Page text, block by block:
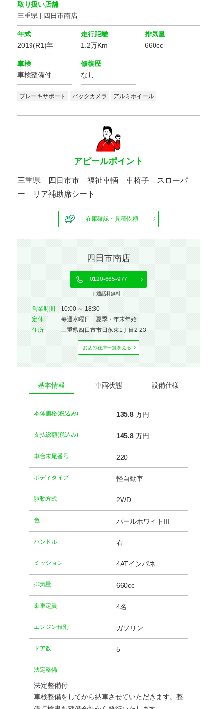
取り扱い店舗
三重県 | 四日市南店
年式
2019(R1)年
走行距離
1.2万Km
排気量
660cc
車検
車検整備付
修復歴
なし
ブレーキサポート バックカメラ アルミホイール
アピールポイント
三重県 四日市市 福祉車輌 車椅子 スローパ
ー リア補助席シート
在庫確認・見積依頼
四日市南店
0120-665-977
[ 通話料無料 ]
営業時間
10:00 ～ 18:30
定休⽇
毎週水曜日・夏季・年末年始
住所
三重県四日市市日永東1丁目2-23
お店の在庫⼀覧を⾒る
基本情報 車両状態 設備仕様
本体価格(税込み) 135.8万円
支払総額(税込み) 145.8万円
車台末尾番号 220
ボディタイプ 軽自動車
駆動方式 2WD
⾊ パールホワイトIII
ハンドル 右
ミッション 4ATインパネ
排気量 660cc
乗車定員 4名
エンジン種別 ガソリン
ドア数 5
法定整備
法定整備付
車検整備をしてから納車させていただきます。整